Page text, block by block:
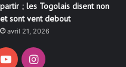
partir ; les Togolais disent non
et sont vent debout
avril 21, 2026
YouTubeInstagram